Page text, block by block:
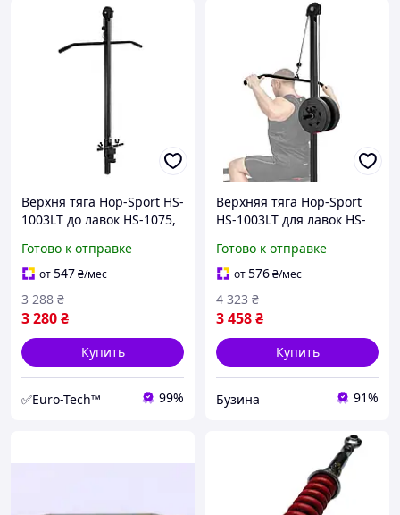
Верхня тяга Hop-Sport HS-
1003LT до лавок HS-1075,
Готово к отправке
от547₴/мес
3 280₴
3 288 ₴
Купить
✅Euro-Tech™ 99%
Верхняя тяга Hop-Sport
HS-1003LT для лавок HS-
buzyna
Готово к отправке
от576₴/мес
3 458₴
4 323 ₴
Купить
Бузина 91%